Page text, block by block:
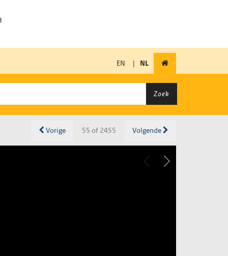
EN | NL
Zoek
Vorige 55 of 2455 Volgende